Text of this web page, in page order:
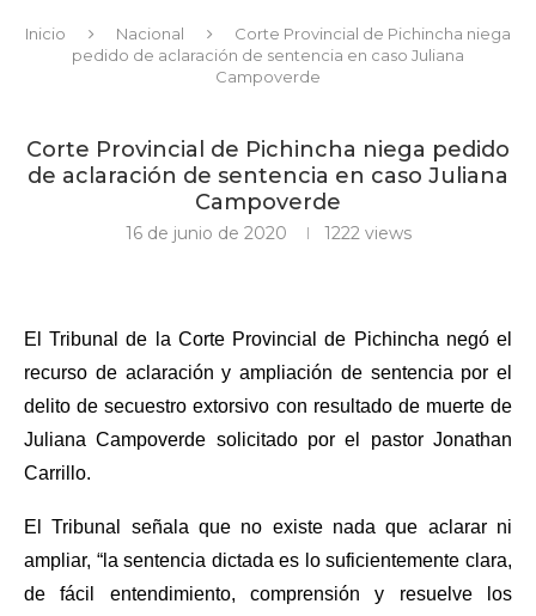
Inicio Nacional
Corte Provincial de Pichincha niega
pedido de aclaración de sentencia en caso Juliana
Campoverde
Corte Provincial de Pichincha niega pedido
de aclaración de sentencia en caso Juliana
Campoverde
16 de junio de 2020 1222 views
El Tribunal de la Corte Provincial de Pichincha negó el
recurso de aclaración y ampliación de sentencia por el
delito de secuestro extorsivo con resultado de muerte de
Juliana Campoverde solicitado por el pastor Jonathan
Carrillo.
El Tribunal señala que no existe nada que aclarar ni
ampliar, “la sentencia dictada es lo suficientemente clara,
de fácil entendimiento, comprensión y resuelve los